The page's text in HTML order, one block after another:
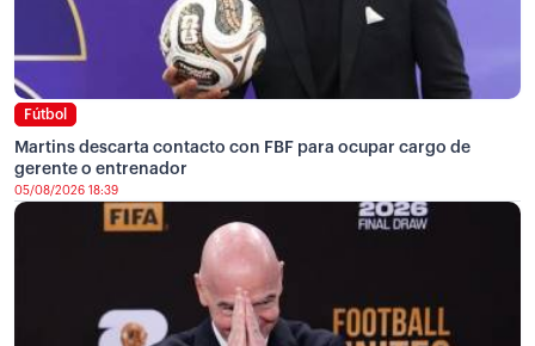
Fútbol
Martins descarta contacto con FBF para ocupar cargo de
gerente o entrenador
05/08/2026 18:39